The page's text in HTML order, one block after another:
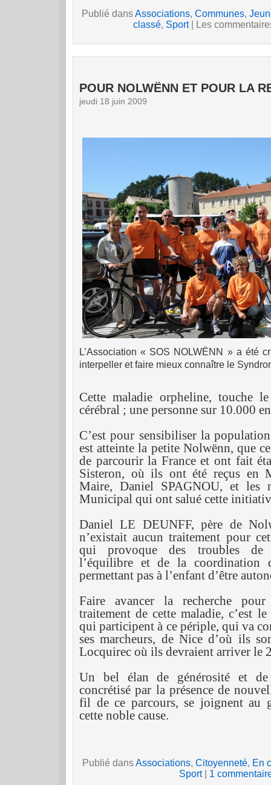
Publié dansAssociations, Communes,
classé, Sport| Les
POUR NOLWËNN ET POUR LA
jeudi 18 juin 2009
L’Association « SOS NOLWËNN » a été
interpeller et faire mieux connaître le
Cette maladie orpheline, touche
cérébral ; une personne sur 10.000
C’est pour sensibiliser la
est atteintela petite Nolwënn, que
de parcourir la France et ont fait
Sisteron, où ils ont été reçus en
Maire, Daniel SPAGNOU, et les
Municipal qui ont salué cette
Daniel LE DEUNFF, père de
n’existait aucun traitement pour
qui provoque des troubles de
l’équilibre et de la coordination
permettant pas à l’enfant d’être
Faire avancer la recherche
traitement de cette maladie, c’est
qui participent à ce périple, qui va
ses marcheurs, de Nice d’où ils
Locquirec où ils devraient arriver le
Un bel élan de générosité et de
concrétisé par la présence de
fil de ce parcours, se joignent au
cette noble cause.
Publié dansAssociations, Citoyenneté, En
Sport| 1